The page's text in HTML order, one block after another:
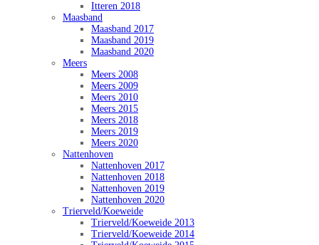
Itteren 2018
Maasband
Maasband 2017
Maasband 2019
Maasband 2020
Meers
Meers 2008
Meers 2009
Meers 2010
Meers 2015
Meers 2018
Meers 2019
Meers 2020
Nattenhoven
Nattenhoven 2017
Nattenhoven 2018
Nattenhoven 2019
Nattenhoven 2020
Trierveld/Koeweide
Trierveld/Koeweide 2013
Trierveld/Koeweide 2014